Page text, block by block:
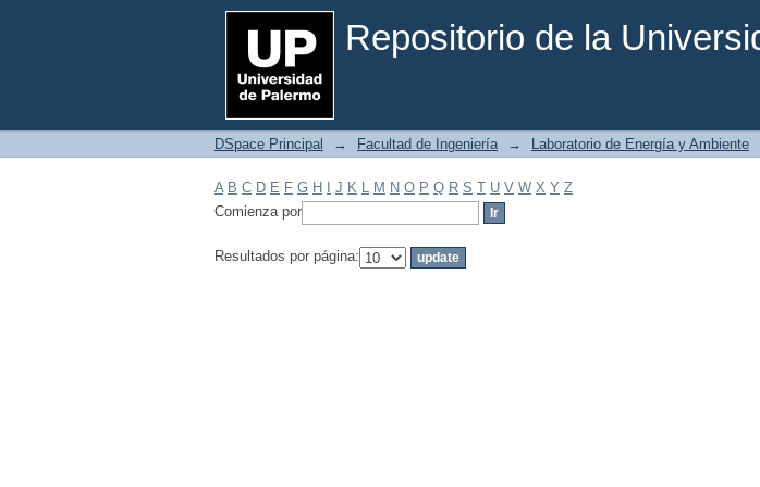
Repositorio de la
Filtrar por: Materia
DSpace Principal → Facultad de Ingeniería → Laboratorio de Energía y Ambiente
A B C D E F G H J K L M N O P Q R S T U V W X Y Z
Comienza por
Resultados por página: